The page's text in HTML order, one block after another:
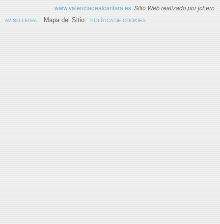
www.valenciadealcantara.es. Sitio Web realizado por jchero
AVISO LEGAL Mapa del Sitio POLÍTICA DE COOKIES